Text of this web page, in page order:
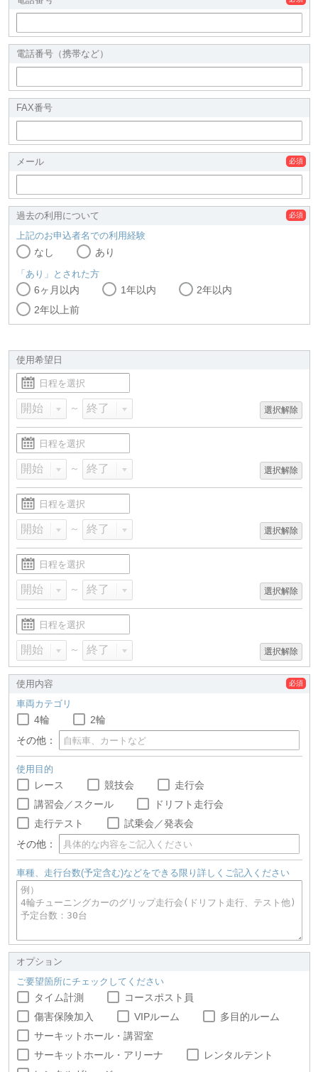
電話番号（携帯など）
FAX番号
メール
過去の利用について
上記のお申込者名での利用経験
なし あり
「あり」とされた方
6ヶ月以内 1年以内
2年以内
2年以上前
使用希望日
～ 選択解除
～ 選択解除
～ 選択解除
～ 選択解除
～ 選択解除
使用内容
車両カテゴリ
4輪
2輪
その他：
使用目的
レース 競技会
走行会
講習会／スクール
ドリフト走行会
走行テスト
試乗会／発表会
その他：
車種、走行台数(予定含む)などをできる限り詳しくご記入ください
オプション
ご要望箇所にチェックしてください
タイム計測
コースポスト員
傷害保険加入
VIPルーム
多目的ルーム
サーキットホール・講習室
サーキットホール・アリーナ
レンタルテント